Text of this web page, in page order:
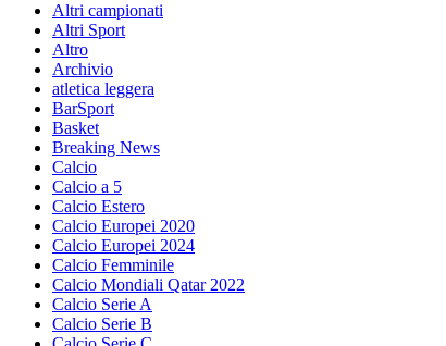
Altri campionati
Altri Sport
Altro
Archivio
atletica leggera
BarSport
Basket
Breaking News
Calcio
Calcio a 5
Calcio Estero
Calcio Europei 2020
Calcio Europei 2024
Calcio Femminile
Calcio Mondiali Qatar 2022
Calcio Serie A
Calcio Serie B